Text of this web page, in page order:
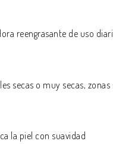
reengrasante de uso
secas o muy secas,
la piel con suavidad